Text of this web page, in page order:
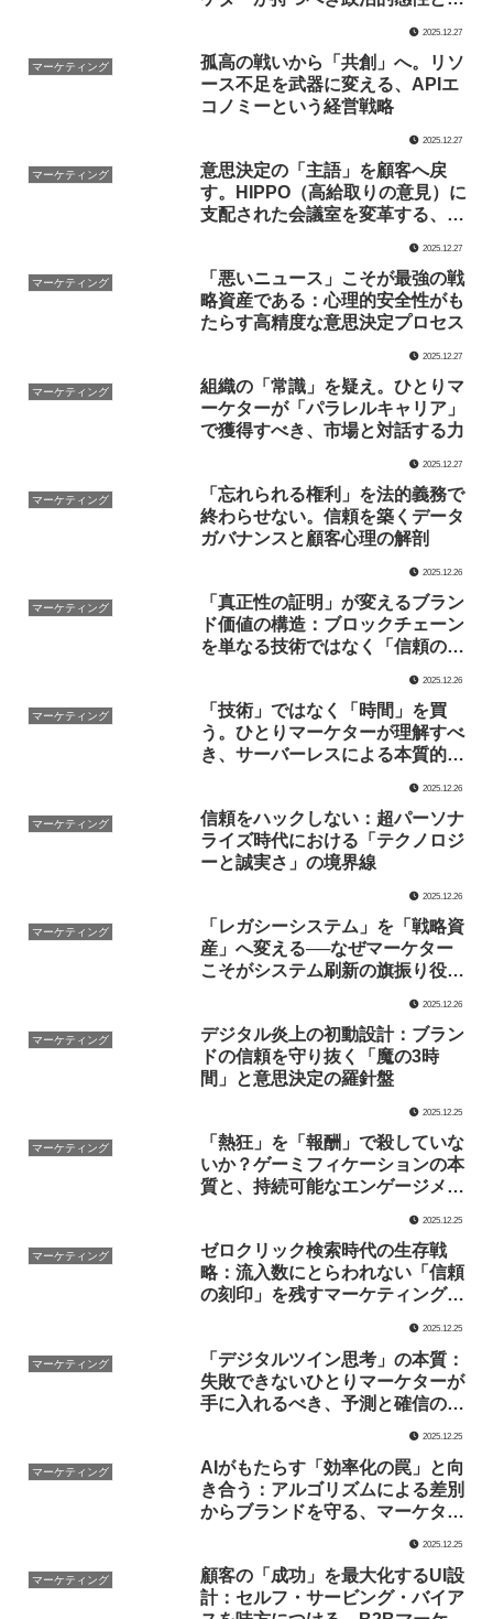
2025.12.27
マーケティング
孤高の戦いから「共創」へ。リソ
ース不足を武器に変える、APIエ
コノミーという経営戦略
2025.12.27
マーケティング
意思決定の「主語」を顧客へ戻
す。HIPPO（高給取りの意見）に
支配された会議室を変革する、フ
2025.12.27
マーケティング
「悪いニュース」こそが最強の戦
略資産である：心理的安全性がも
たらす高精度な意思決定プロセス
2025.12.27
マーケティング
組織の「常識」を疑え。ひとりマ
ーケターが「パラレルキャリア」
で獲得すべき、市場と対話する力
2025.12.27
マーケティング
「忘れられる権利」を法的義務で
終わらせない。信頼を築くデータ
ガバナンスと顧客心理の解剖
2025.12.26
マーケティング
「真正性の証明」が変えるブラン
ド価値の構造：ブロックチェーン
を単なる技術ではなく「信頼のマ
2025.12.26
マーケティング
「技術」ではなく「時間」を買
う。ひとりマーケターが理解すべ
き、サーバーレスによる本質的な
2025.12.26
マーケティング
信頼をハックしない：超パーソナ
ライズ時代における「テクノロジ
ーと誠実さ」の境界線
2025.12.26
マーケティング
「レガシーシステム」を「戦略資
産」へ変える──なぜマーケター
こそがシステム刷新の旗振り役に
2025.12.26
マーケティング
デジタル炎上の初動設計：ブラン
ドの信頼を守り抜く「魔の3時
間」と意思決定の羅針盤
2025.12.25
マーケティング
「熱狂」を「報酬」で殺していな
いか？ゲーミフィケーションの本
質と、持続可能なエンゲージメン
2025.12.25
マーケティング
ゼロクリック検索時代の生存戦
略：流入数にとらわれない「信頼
の刻印」を残すマーケティングの
2025.12.25
マーケティング
「デジタルツイン思考」の本質：
失敗できないひとりマーケターが
手に入れるべき、予測と確信の技
2025.12.25
マーケティング
AIがもたらす「効率化の罠」と向
き合う：アルゴリズムによる差別
からブランドを守る、マーケター
2025.12.25
マーケティング
顧客の「成功」を最大化するUI設
計：セルフ・サービング・バイア